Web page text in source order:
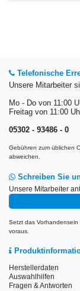
Telefonische
Unsere Mitarbeiter
Mo - Do von 11:00
Freitag von 11:00
05302 - 93486 - 0
Gebühren zum üblichen
abweichen.
Schreiben Sie
Unsere Mitarbeiter
Setzt das
voraus.
Herstellerdaten
Auswahlhilfen
Fragen & Antworten